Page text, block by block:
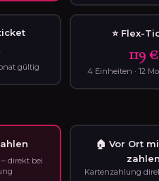
gültig
⭐ Flex-
119 €
4 Einheiten · 12
direkt bei
🏠 Vor Ort
zahlen
Kartenzahlung